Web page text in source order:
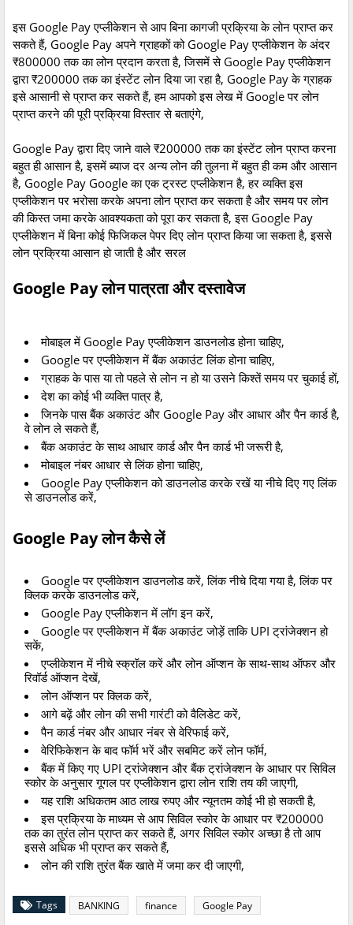
इसGoogle Payएप्लीकेशन से आप बिना कागजी प्रक्रिया के लोन प्राप्त कर
सकते हैं, Google Pay अपने ग्राहकों कोGoogle Payएप्लीकेशन के अंदर
₹800000तक का लोन प्रदान करता है,जिसमें सेGoogle Payएप्लीकेशन
द्वारा₹200000तक का इंस्टेंट लोन दिया जा रहा है, Google Payके ग्राहक
इसे आसानी से प्राप्त कर सकते हैं,हम आपको इस लेख में Googleपर लोन
प्राप्त करने की पूरी प्रक्रिया विस्तार से बताएंगे,
Google Payद्वारा दिए जाने वाले ₹200000तक का इंस्टेंट लोन प्राप्त करना
बहुत ही आसान है,इसमें ब्याज दर अन्य लोन की तुलना में बहुत ही कम और आसान
है, Google Pay Googleका एक ट्रस्ट एप्लीकेशन है,हर व्यक्ति इस
एप्लीकेशन पर भरोसा करके अपना लोन प्राप्त कर सकता है और समय पर लोन
की किस्त जमा करके आवश्यकता को पूरा कर सकता है,इसGoogle Pay
एप्लीकेशन में बिना कोई फिजिकल पेपर दिए लोन प्राप्त किया जा सकता है,इससे
लोन प्रक्रिया आसान हो जाती है और सरल
Google Payलोनपात्रताऔरदस्तावेज
मोबाइल में Google Payएप्लीकेशन डाउनलोड होना चाहिए,
Googleपर एप्लीकेशन में बैंक अकाउंट लिंक होना चाहिए,
ग्राहकके पास या तो पहले से लोन न हो या उसने किश्तें समय पर चुकाई हों,
देशका कोई भी व्यक्ति पात्र है,
जिनकेपास बैंक अकाउंट और Google Pay और आधार और पैन कार्ड है,
वे लोन ले सकते हैं,
बैंकअकाउंट के साथ आधार कार्ड और पैन कार्ड भी जरूरी है,
मोबाइलनंबर आधार से लिंक होना चाहिए,
Google Payएप्लीकेशन को डाउनलोड करके रखें या नीचे दिए गए लिंक
से डाउनलोड करें,
Google Payलोनकैसेलें
Googleपर एप्लीकेशन डाउनलोड करें,लिंक नीचे दिया गया है,लिंक पर
क्लिक करके डाउनलोड करें,
Google Payएप्लीकेशन में लॉग इन करें,
Googleपर एप्लीकेशन में बैंक अकाउंट जोड़ें ताकिUPIट्रांजेक्शन हो
सकें,
एप्लीकेशन में नीचे स्क्रॉल करें और लोन ऑप्शन के साथ-साथ ऑफर और
रिवॉर्ड ऑप्शन देखें,
लोन ऑप्शन पर क्लिक करें,
आगे बढ़ें और लोन की सभी गारंटी को वैलिडेट करें,
पैन कार्ड नंबर और आधार नंबर से वेरिफाई करें,
वेरिफिकेशन के बाद फॉर्म भरें और सबमिट करें लोन फॉर्म,
बैंक में किए गए UPIट्रांजेक्शन और बैंक ट्रांजेक्शन के आधार पर सिविल
स्कोर के अनुसार गूगल पर एप्लीकेशन द्वारा लोन राशि तय की जाएगी,
यह राशि अधिकतम आठ लाख रुपए और न्यूनतम कोई भी हो सकती है,
इस प्रक्रिया के माध्यम से आप सिविल स्कोर के आधार पर ₹200000
तक का तुरंत लोन प्राप्त कर सकते हैं, अगर सिविल स्कोर अच्छा है तो आप
इससे अधिक भी प्राप्त कर सकते हैं,
लोन की राशि तुरंत बैंक खाते में जमा कर दी जाएगी,
Tags BANKING finance Google Pay